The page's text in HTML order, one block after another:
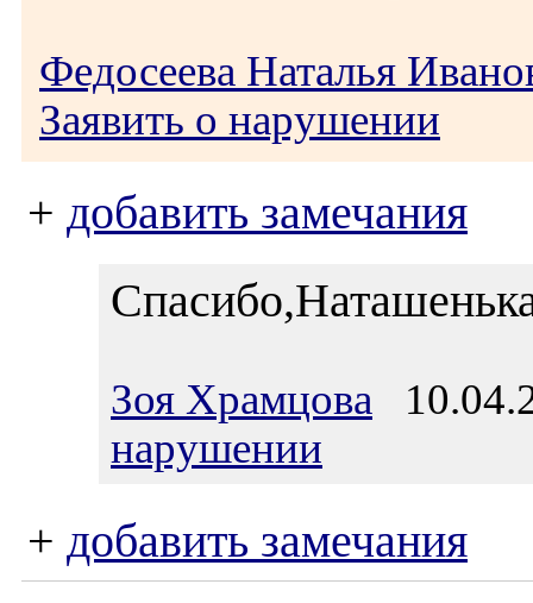
Федосеева Наталья
Заявить о нарушении
+ добавить замечания
Зоя Храмцова
нарушении
+ добавить замечания